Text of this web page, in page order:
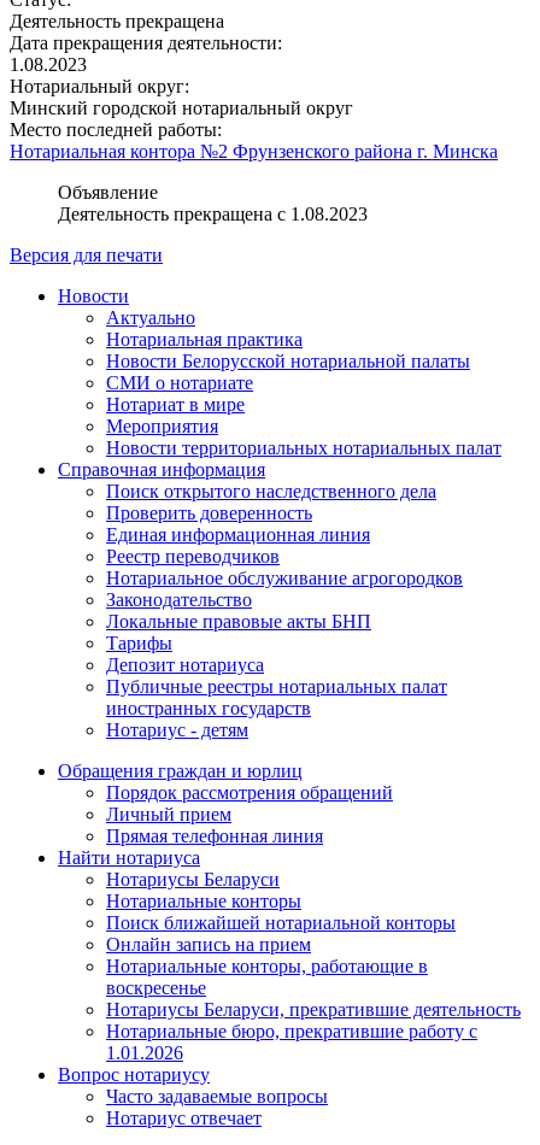
Деятельность прекращена
Дата прекращения деятельности:
1.08.2023
Нотариальный округ:
Минский городской нотариальный округ
Место последней работы:
Нотариальная контора №2 Фрунзенского района г. Минска
Объявление
Деятельность прекращена с 1.08.2023
Версия для печати
Новости
Актуально
Нотариальная практика
Новости Белорусской нотариальной палаты
СМИ о нотариате
Нотариат в мире
Мероприятия
Новости территориальных нотариальных палат
Справочная информация
Поиск открытого наследственного дела
Проверить доверенность
Единая информационная линия
Реестр переводчиков
Нотариальное обслуживание агрогородков
Законодательство
Локальные правовые акты БНП
Тарифы
Депозит нотариуса
Публичные реестры нотариальных палат
иностранных государств
Нотариус - детям
Обращения граждан и юрлиц
Порядок рассмотрения обращений
Личный прием
Прямая телефонная линия
Найти нотариуса
Нотариусы Беларуси
Нотариальные конторы
Поиск ближайшей нотариальной конторы
Онлайн запись на прием
Нотариальные конторы, работающие в
воскресенье
Нотариусы Беларуси, прекратившие деятельность
Нотариальные бюро, прекратившие работу с
1.01.2026
Вопрос нотариусу
Часто задаваемые вопросы
Нотариус отвечает